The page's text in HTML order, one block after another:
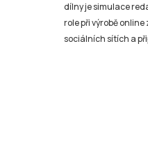
dílny je simulace
role při výrobě
sociálních sítích a